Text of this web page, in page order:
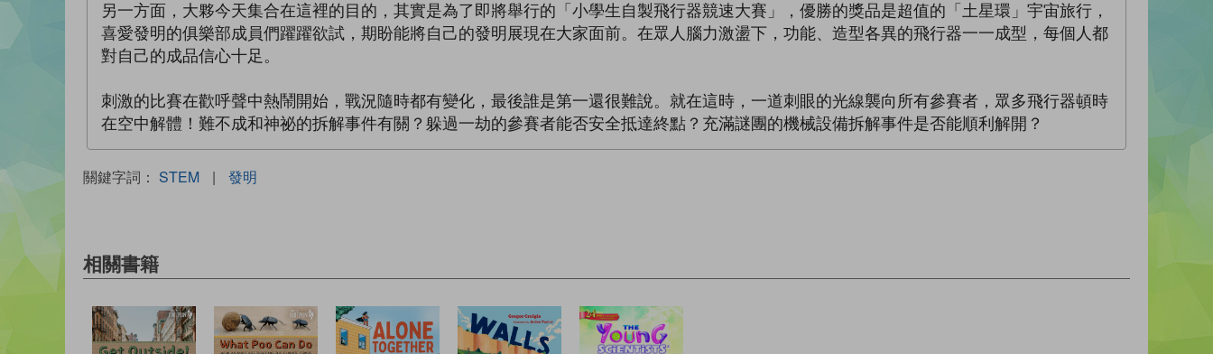
另一方面，大夥今天集合在這裡的目的，其實是為了即將舉行的「小學生自製飛行器競速大賽」，優勝的獎品是超值的「土星環」宇宙旅行，
喜愛發明的俱樂部成員們躍躍欲試，期盼能將自己的發明展現在大家面前。在眾人腦力激盪下，功能、造型各異的飛行器一一成型，每個人都
對自己的成品信心十足。
刺激的比賽在歡呼聲中熱鬧開始，戰況隨時都有變化，最後誰是第一還很難說。就在這時，一道刺眼的光線襲向所有參賽者，眾多飛行器頓時
在空中解體！難不成和神祕的拆解事件有關？躲過一劫的參賽者能否安全抵達終點？充滿謎團的機械設備拆解事件是否能順利解開？
關鍵字詞： STEM | 發明
相關書籍